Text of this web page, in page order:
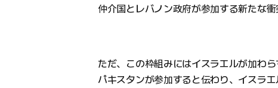
仲介国とレバノン政府が参加する新たな
ただ、この枠組みにはイスラエルが加わ
パキスタンが参加すると伝わり、イスラ